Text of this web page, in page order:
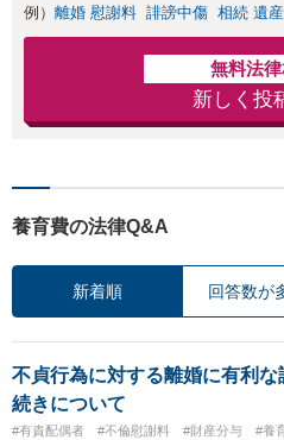
例） 離婚 慰謝料 誹謗中傷 相続 遺産
無料法
新しく投
養育費の法律Q&A
新着順 回答数が
不貞行為に対する離婚に有利
続きについて
#有責配偶者 #不倫慰謝料 #財産分与 #養